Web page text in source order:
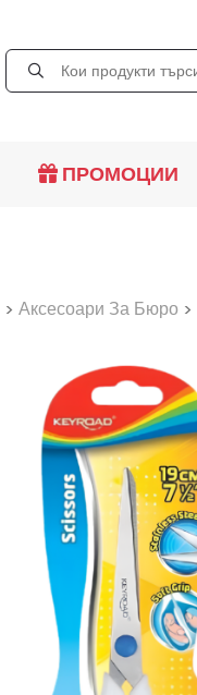
ПРОМОЦИИ
> Аксесоари За Бюро >